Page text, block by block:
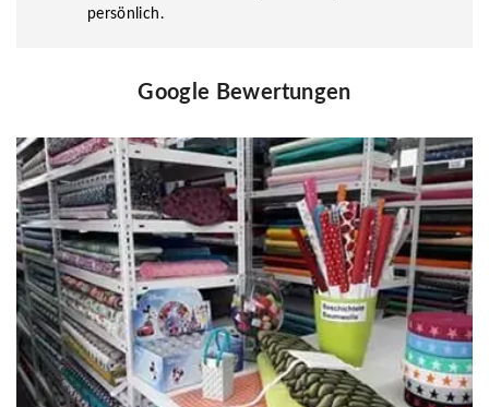
persönlich.
Google Bewertungen